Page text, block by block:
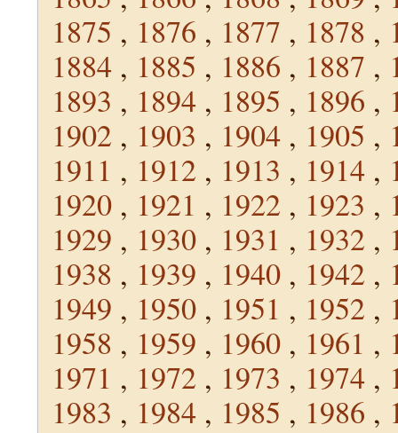
1875 , 1876 , 1877 , 1878 ,
1884 , 1885 , 1886 , 1887 ,
1893 , 1894 , 1895 , 1896 ,
1902 , 1903 , 1904 , 1905 ,
1911 , 1912 , 1913 , 1914 ,
1920 , 1921 , 1922 , 1923 ,
1929 , 1930 , 1931 , 1932 ,
1938 , 1939 , 1940 , 1942 ,
1949 , 1950 , 1951 , 1952 ,
1958 , 1959 , 1960 , 1961 ,
1971 , 1972 , 1973 , 1974 ,
1983 , 1984 , 1985 , 1986 ,